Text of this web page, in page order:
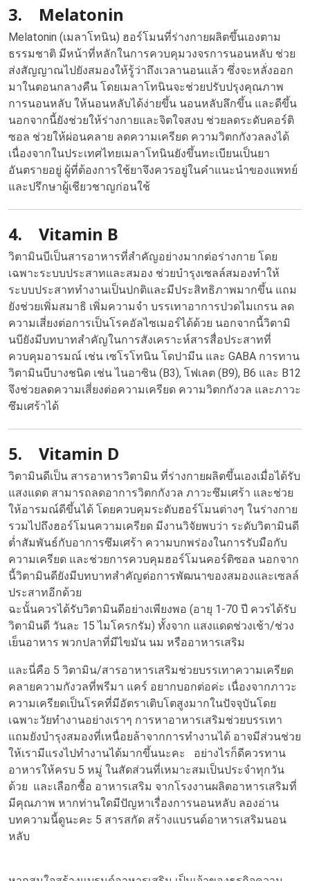
3. Melatonin
Melatonin (เมลาโทนิน) ฮอร์โมนที่ร่างกายผลิตขึ้นเองตาม
ธรรมชาติ มีหน้าที่หลักในการควบคุมวงจรการนอนหลับ ช่วย
ส่งสัญญาณไปยังสมองให้รู้ว่าถึงเวลานอนแล้ว ซึ่งจะหลั่งออก
มาในตอนกลางคืน โดยเมลาโทนินจะช่วยปรับปรุงคุณภาพ
การนอนหลับ ให้นอนหลับได้ง่ายขึ้น นอนหลับลึกขึ้น และดีขึ้น
นอกจากนี้ยังช่วยให้ร่างกายและจิตใจสงบ ช่วยลดระดับคอร์ติ
ซอล ช่วยให้ผ่อนคลาย ลดความเครียด ความวิตกกังวลลงได้
เนื่องจากในประเทศไทยเมลาโทนินยังขึ้นทะเบียนเป็นยา
อันตรายอยู่ ผู้ที่ต้องการใช้ยาจึงควรอยู่ในคำแนะนำของแพทย์
และปรึกษาผู้เชียวชาญก่อนใช้
4. Vitamin B
วิตามินบีเป็นสารอาหารที่สำคัญอย่างมากต่อร่างกาย โดย
เฉพาะระบบประสาทและสมอง ช่วยบำรุงเซลล์สมองทำให้
ระบบประสาททำงานเป็นปกติและมีประสิทธิภาพมากขึ้น แถม
ยังช่วยเพิ่มสมาธิ เพิ่มความจำ บรรเทาอาการปวดไมเกรน ลด
ความเสี่ยงต่อการเป็นโรคอัลไซเมอร์ได้ด้วย นอกจากนี้วิตามิ
นบียังมีบทบาทสำคัญในการสังเคราะห์สารสื่อประสาทที่
ควบคุมอารมณ์ เช่น เซโรโทนิน โดปามีน และ GABA การทาน
วิตามินบีบางชนิด เช่น ไนอาซิน (B3), โฟเลต (B9), B6 และ B12
จึงช่วยลดความเสี่ยงต่อความเครียด ความวิตกกังวล และภาวะ
ซึมเศร้าได้
5. Vitamin D
วิตามินดีเป็น สารอาหารวิตามิน ที่ร่างกายผลิตขึ้นเองเมื่อได้รับ
แสงแดด สามารถลดอาการวิตกกังวล ภาวะซึมเศร้า และช่วย
ให้อารมณ์ดีขึ้นได้ โดยควบคุมระดับฮอร์โมนต่างๆ ในร่างกาย
รวมไปถึงฮอร์โมนความเครียด มีงานวิจัยพบว่า ระดับวิตามินดี
ต่ำสัมพันธ์กับอาการซึมเศร้า ความบกพร่องในการรับมือกับ
ความเครียด และช่วยการควบคุมฮอร์โมนคอร์ติซอล นอกจาก
นี้วิตามินดียังมีบทบาทสำคัญต่อการพัฒนาของสมองและเซลล์
ประสาทอีกด้วย
ฉะนั้นควรได้รับวิตามินดีอย่างเพียงพอ (อายุ 1-70 ปี ควรได้รับ
วิตามินดี วันละ 15 ไมโครกรัม) ทั้งจาก แสงแดดช่วงเช้า/ช่วง
เย็นอาหาร พวกปลาที่มีไขมัน นม หรืออาหารเสริม
และนี่คือ 5 วิตามิน/สารอาหารเสริมช่วยบรรเทาความเครียด
คลายความกังวลที่พรีมา แคร์ อยากบอกต่อค่ะ เนื่องจากภาวะ
ความเครียดเป็นโรคที่มีอัตราเติบโตสูงมากในปัจจุบันโดย
เฉพาะวัยทำงานอย่างเราๆ การหาอาหารเสริมช่วยบรรเทา
แถมยังบำรุงสมองที่เหนื่อยล้าจากการทำงานได้ อาจมีส่วนช่วย
ให้เรามีแรงไปทำงานได้มากขึ้นนะคะ อย่างไรก็ดีควรทาน
อาหารให้ครบ 5 หมู่ ในสัดส่วนที่เหมาะสมเป็นประจำทุกวัน
ด้วย และเลือกซื้อ อาหารเสริม จากโรงงานผลิตอาหารเสริมที่
มีคุณภาพ หากท่านใดมีปัญหาเรื่องการนอนหลับ ลองอ่าน
บทความนี้ดูนะคะ 5 สารสกัด สร้างแบรนด์อาหารเสริมนอน
หลับ